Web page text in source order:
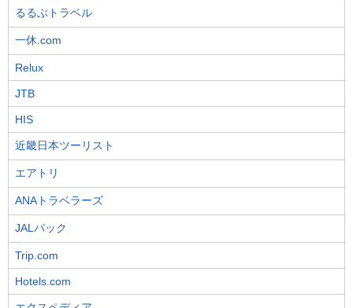
るるぶトラベル
一休.com
Relux
JTB
HIS
近畿日本ツーリスト
エアトリ
ANAトラベラーズ
JALパック
Trip.com
Hotels.com